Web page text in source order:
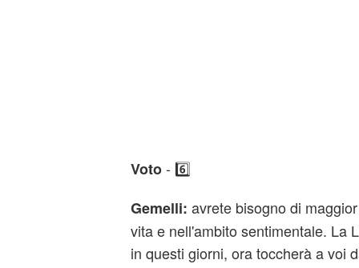
Voto- 6️⃣
Gemelli: avrete bisogno di
vita e nell'ambito sentimentale. La
in questi giorni, ora toccherà a voi